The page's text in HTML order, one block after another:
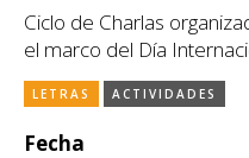
CCE en el interior/libros
Espacio itinerante de
Exposiciones
Formación
Género y Diversidad
Ciclo de Charlas
el marco del Día
LETRAS ACTIVIDADES
Fecha